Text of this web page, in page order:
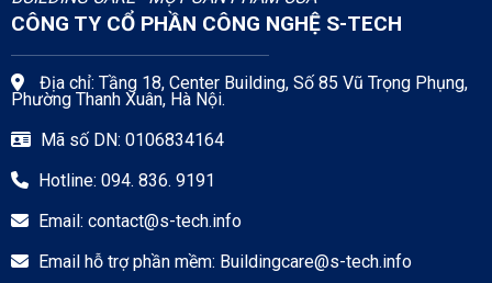
CÔNG TY CỔ PHẦN CÔNG NGHỆ S-TECH
Địa chỉ: Tầng 18, Center Building, Số 85 Vũ Trọng Phụng,
Phường Thanh Xuân, Hà Nội.
Mã số DN: 0106834164
Hotline: 094. 836. 9191
Email: contact@s-tech.info
Email hỗ trợ phần mềm: Buildingcare@s-tech.info